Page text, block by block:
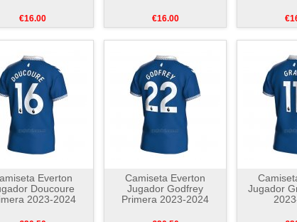
€16.00 €16.00
Everton
Doucoure
2023-2024
Camiseta Everton
Jugador Godfrey
Primera 2023-2024
Jugador